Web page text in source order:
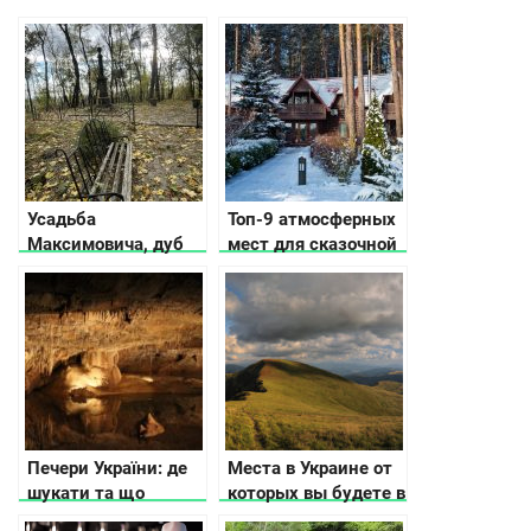
Усадьба
Максимовича, дуб
Шевченко и тайна
гоголевского «Вия»:
в чем особенность
Прохоровки в
Черкасской области
Топ-9 атмосферных
мест для сказочной
зимы
Печери України: де
шукати та що
потрібно знати
Места в Украине от
которых вы будете в
восторге осенью